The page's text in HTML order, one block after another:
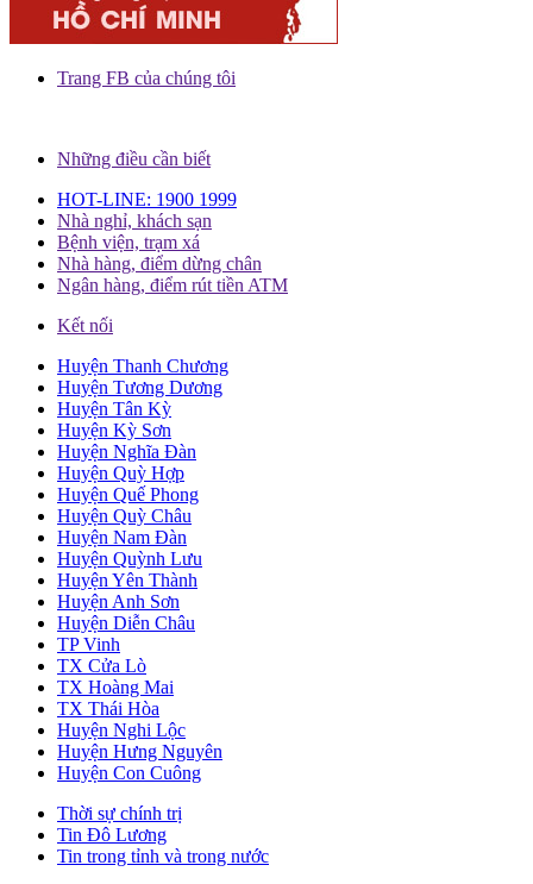
Trang FB của chúng tôi
Những điều cần biết
HOT-LINE: 1900 1999
Nhà nghỉ, khách sạn
Bệnh viện, trạm xá
Nhà hàng, điểm dừng chân
Ngân hàng, điểm rút tiền ATM
Kết nối
Huyện Thanh Chương
Huyện Tương Dương
Huyện Tân Kỳ
Huyện Kỳ Sơn
Huyện Nghĩa Đàn
Huyện Quỳ Hợp
Huyện Quế Phong
Huyện Quỳ Châu
Huyện Nam Đàn
Huyện Quỳnh Lưu
Huyện Yên Thành
Huyện Anh Sơn
Huyện Diễn Châu
TP Vinh
TX Cửa Lò
TX Hoàng Mai
TX Thái Hòa
Huyện Nghi Lộc
Huyện Hưng Nguyên
Huyện Con Cuông
Thời sự chính trị
Tin Đô Lương
Tin trong tỉnh và trong nước